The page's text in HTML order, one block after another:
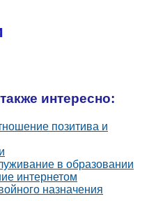
интересно:
позитива и
в образовании
интернетом
назначения